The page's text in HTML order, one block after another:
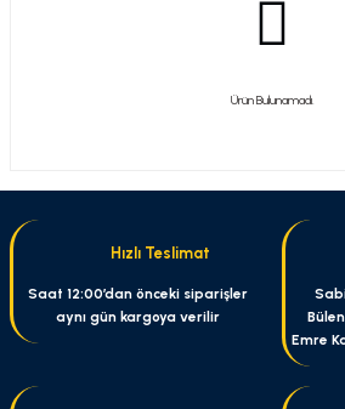
Ürün Bulunamadı.
Hızlı Teslimat
Saat 12:00’dan önceki siparişler
aynı gün kargoya verilir
Emre